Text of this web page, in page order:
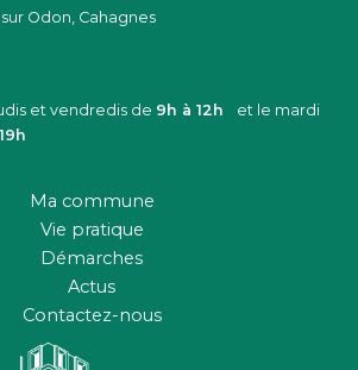
Odon, Cahagnes
et vendredis de 9h à 12h et le mardi
Ma commune
Vie pratique
Démarches
Actus
Contactez-nous